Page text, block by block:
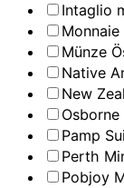
Intaglio
Münze
Native
New
Pamp
Perth
Pobjoy